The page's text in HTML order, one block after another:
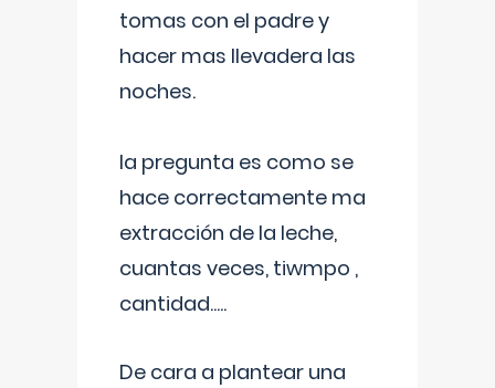
tomas con el padre y
hacer mas llevadera las
noches.
la pregunta es como se
hace correctamente ma
extracción de la leche,
cuantas veces, tiwmpo ,
cantidad.....
De cara a plantear una